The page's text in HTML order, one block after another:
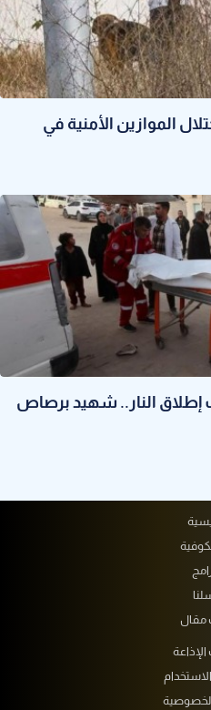
الموازين الأمنية في
إطلاق النار.. شهيد برصاص